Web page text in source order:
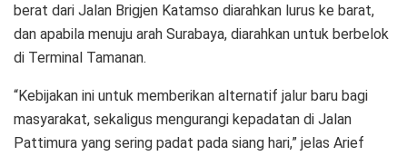
berat dari Jalan Brigjen Katamso diarahkan lurus ke barat,
dan apabila menuju arah Surabaya, diarahkan untuk berbelok
di Terminal Tamanan.
“Kebijakan ini untuk memberikan alternatif jalur baru bagi
masyarakat, sekaligus mengurangi kepadatan di Jalan
Pattimura yang sering padat pada siang hari,” jelas Arief